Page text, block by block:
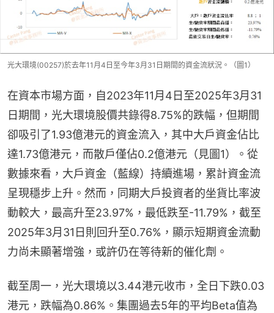
光大環境(00257)於去年11月4日至今年3月31日期間的資金流狀況。（圖1）
在資本市場方面，自2023年11月4日至2025年3月31
日期間，光大環境股價共錄得8.75%的跌幅，但期間
卻吸引了1.93億港元的資金流入，其中大戶資金佔比
達1.73億港元，而散戶僅佔0.2億港元（見圖1）。從
數據來看，大戶資金（藍線）持續進場，累計資金流
呈現穩步上升。然而，同期大戶投資者的坐貨比率波
動較大，最高升至23.97%，最低跌至-11.79%，截至
2025年3月31日則回升至0.76%，顯示短期資金流動
力尚未顯著增強，或許仍在等待新的催化劑。
截至周一，光大環境以3.44港元收市，全日下跌0.03
港元，跌幅為0.86%。集團過去5年的平均Beta值為